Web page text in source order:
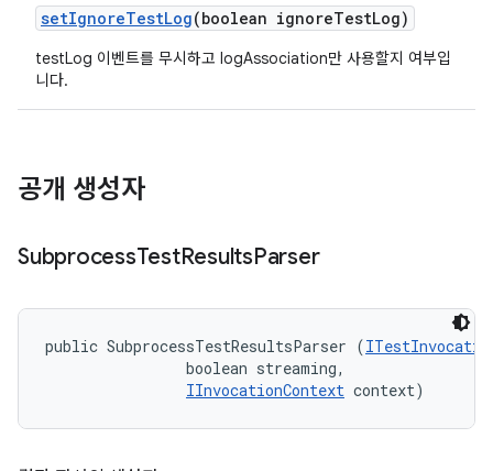
setIgnoreTestLog(boolean ignoreTestLog)
testLog 이벤트를 무시하고 logAssociation만 사용할지 여부입
니다.
공개 생성자
SubprocessTestResultsParser
public SubprocessTestResultsParser (
                boolean streaming,
IInvocationContext context)